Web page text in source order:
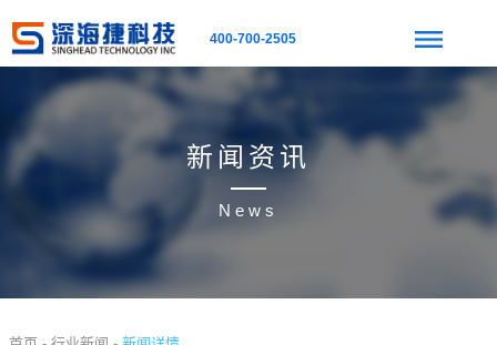
400-700-2505
新闻资讯
News